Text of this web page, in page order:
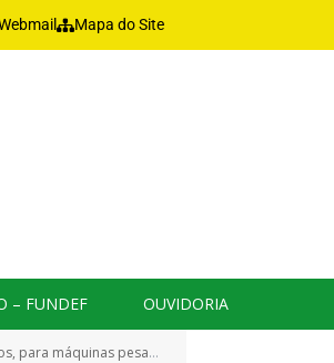
Mapa do Site
– FUNDEF OUVIDORIA
Grupos Geradores e Roçadeiras)